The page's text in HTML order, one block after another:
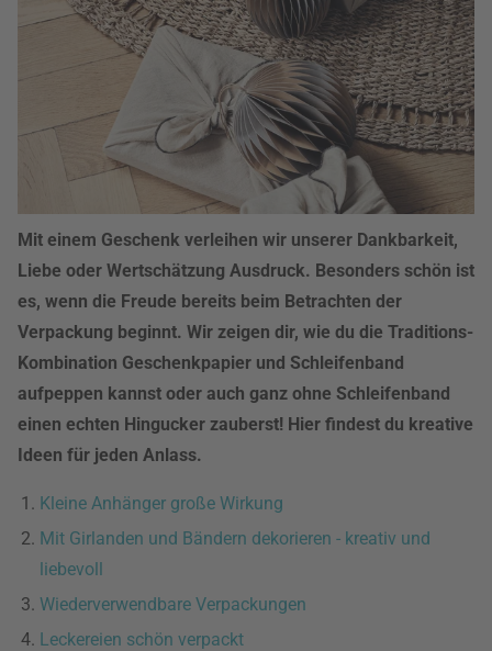
Mit einem Geschenk verleihen wir unserer Dankbarkeit,
Liebe oder Wertschätzung Ausdruck. Besonders schön ist
es, wenn die Freude bereits beim Betrachten der
Verpackung beginnt. Wir zeigen dir, wie du die Traditions-
Kombination Geschenkpapier und Schleifenband
aufpeppen kannst oder auch ganz ohne Schleifenband
einen echten Hingucker zauberst! Hier findest du kreative
Ideen für jeden Anlass.
Kleine Anhänger große Wirkung
Mit Girlanden und Bändern dekorieren - kreativ und
liebevoll
Wiederverwendbare Verpackungen
Leckereien schön verpackt